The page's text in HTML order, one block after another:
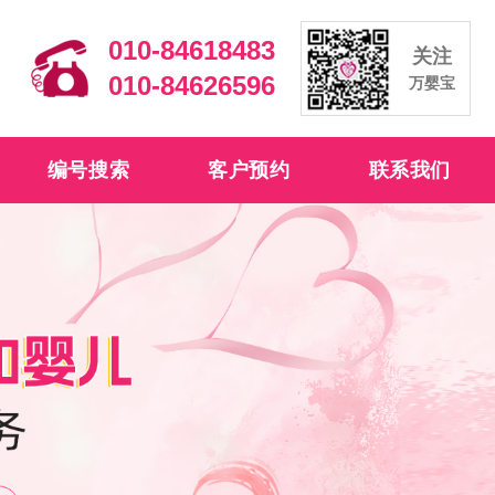
010-84618483
010-84626596
关注
万婴宝
编号搜索 客户预约 联系我们